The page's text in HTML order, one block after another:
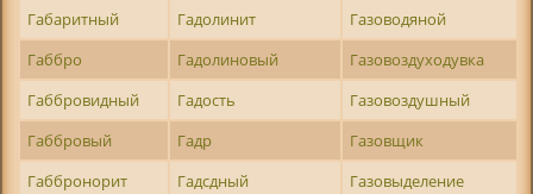
Габаритный Гадолинит
Газоводяной
Габбро
Гадолиновый
Газовоздуходувка
Габбровидный
Гадость
Газовоздушный
Габбровый
Гадр
Газовщик
Габбронорит
Гадсдный
Газовыделение